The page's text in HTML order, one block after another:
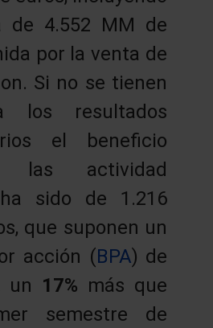
de 4.552 MM de
por la venta de
Si no se tienen
los resultados
el beneficio
actividad
sido de 1.216
que suponen un
acción (BPA) de
un 17% más que
semestre de